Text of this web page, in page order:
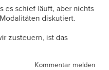
es schief läuft, aber nichts
diskutiert.
zusteuern, ist das
Kommentar melden